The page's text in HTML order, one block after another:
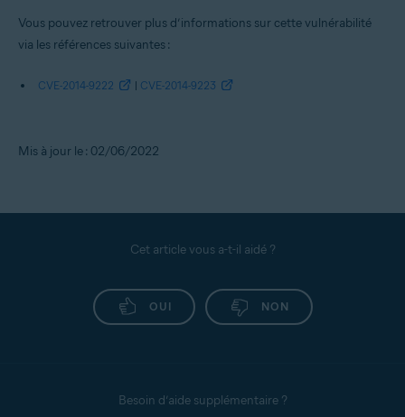
Vous pouvez retrouver plus d’informations sur cette vulnérabilité
via les références suivantes :
CVE-2014-9222 | CVE-2014-9223
Mis à jour le : 02/06/2022
Cet article vous a-t-il aidé ?
OUI NON
Besoin d’aide supplémentaire ?